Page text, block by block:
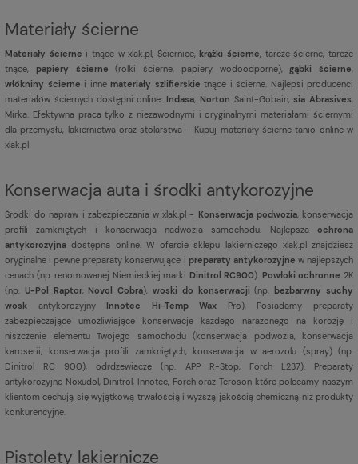
Materiały ścierne
Materiały ścierne i tnące w xlak.pl, Ściernice,krążki ścierne , tarcze ścierne, tarcze
tnące, papiery ścierne (rolki ścierne, papiery wodoodporne),gąbki ścierne
włókniny ścierne i inne materiały szlifierskie tnące i ścierne. Najlepsi producenci
materiałów ściernych dostępni online: Indasa Norton Saint-Gobain,sia Abrasives
Mirka. Efektywna praca tylko z niezawodnymi i oryginalnymi materiałami ściernymi
dla przemysłu, lakiernictwa oraz stolarstwa - Kupuj materiały ścierne tanio online w
xlak.pl
Konserwacja auta i środki antykorozyjne
Środki do napraw i zabezpieczania w xlak.pl - Konserwacja podwozia, konserwacja
profili zamkniętych i konserwacja nadwozia samochodu. Najlepsza ochrona
antykorozyjna dostępna online. W ofercie sklepu lakierniczego xlak.pl znajdziesz
oryginalne i pewne preparaty konserwujące i preparaty antykorozyjne w najlepszych
cenach (np. renomowanej Niemieckiej marki Dinitrol RC900). Powłoki ochronne 2K
(np. U-Pol Raptor, Novol Cobra),woski do konserwacji (np.bezbarwny suchy
wosk antykorozyjny Innotec Hi-Temp Wax Pro), Posiadamy preparaty
zabezpieczające umożliwiające konserwacje każdego narażonego na korozję i
niszczenie elementu Twojego samochodu (konserwacja podwozia, konserwacja
karoserii, konserwacja profili zamkniętych, konserwacja w aerozolu (spray) (np.
Dinitrol RC 900), odrdzewiacze (np. APP R-Stop, Forch L237). Preparaty
antykorozyjne Noxudol, Dinitrol, Innotec, Forch oraz Teroson które polecamy naszym
klientom cechują się wyjątkową trwałością i wyższą jakością chemiczną niż produkty
konkurencyjne.
Pistolety lakiernicze